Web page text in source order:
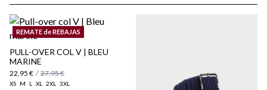
REMATE de REBAJAS
PULL-OVER COL V | BLEU
MARINE
22,95 € / 27,95 €
XS M L XL 2XL 3XL